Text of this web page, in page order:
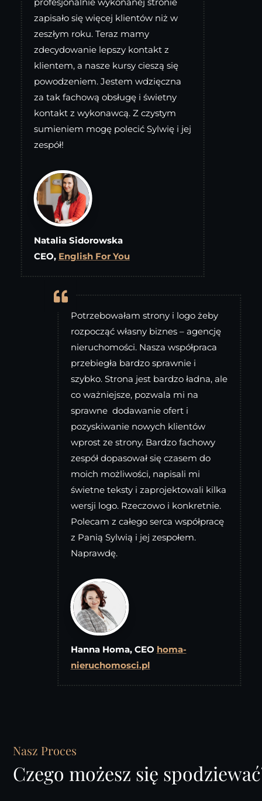
zapisało się więcej klientów niż w
zeszłym roku. Teraz mamy
zdecydowanie lepszy kontakt z
klientem, a nasze kursy cieszą się
powodzeniem. Jestem wdzięczna
za tak fachową obsługę i świetny
kontakt z wykonawcą. Z czystym
sumieniem mogę polecić Sylwię i jej
zespół!
Natalia Sidorowska
CEO, English For You
Potrzebowałam strony i logo żeby
rozpocząć własny biznes – agencję
nieruchomości. Nasza współpraca
przebiegła bardzo sprawnie i
szybko. Strona jest bardzo ładna, ale
co ważniejsze, pozwala mi na
sprawne dodawanie ofert i
pozyskiwanie nowych klientów
wprost ze strony. Bardzo fachowy
zespół dopasował się czasem do
moich możliwości, napisali mi
świetne teksty i zaprojektowali kilka
wersji logo. Rzeczowo i konkretnie.
Polecam z całego serca współpracę
z Panią Sylwią i jej zespołem.
Naprawdę.

Hanna Homa, CEO homa-
nieruchomosci.pl
Nasz Proces
Czego możesz się